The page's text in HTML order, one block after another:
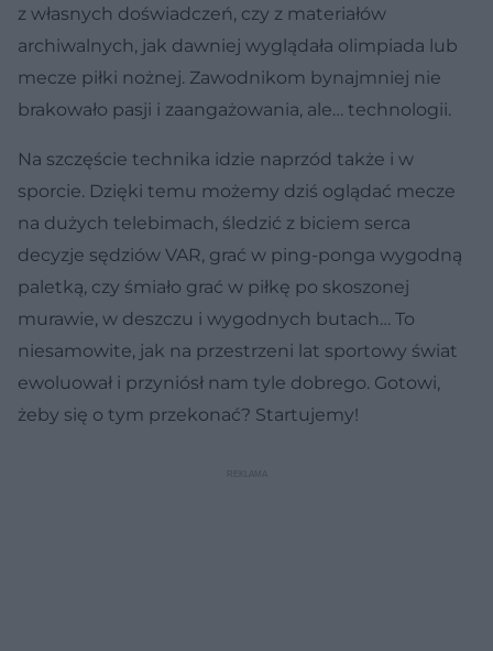
z własnych doświadczeń, czy z materiałów
archiwalnych, jak dawniej wyglądała olimpiada lub
mecze piłki nożnej. Zawodnikom bynajmniej nie
brakowało pasji i zaangażowania, ale… technologii.
Na szczęście technika idzie naprzód także i w
sporcie. Dzięki temu możemy dziś oglądać mecze
na dużych telebimach, śledzić z biciem serca
decyzje sędziów VAR, grać w ping-ponga wygodną
paletką, czy śmiało grać w piłkę po skoszonej
murawie, w deszczu i wygodnych butach… To
niesamowite, jak na przestrzeni lat sportowy świat
ewoluował i przyniósł nam tyle dobrego. Gotowi,
żeby się o tym przekonać? Startujemy!